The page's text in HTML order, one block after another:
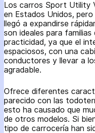
Los carros Sport Utility
en Estados Unidos,
llegó a expandirse
son ideales para
practicidad, ya que el
espaciosos, con una
conductores y llevar a
agradable.
Ofrece diferentes
parecido con las
esto ha causado que
de otros modelos. Si
tipo de carrocería han